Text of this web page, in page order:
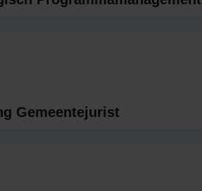
Gemeentejurist